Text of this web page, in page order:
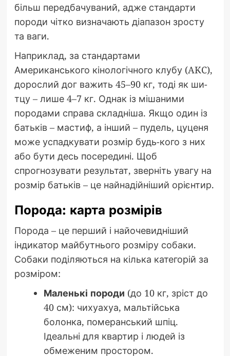
більш передбачуваний, адже стандарти
породи чітко визначають діапазон зросту
та ваги.
Наприклад, за стандартами
Американського кінологічного клубу (AKC),
дорослий дог важить 45–90 кг, тоді як ши-
тцу – лише 4–7 кг. Однак із мішаними
породами справа складніша. Якщо один із
батьків – мастиф, а інший – пудель, цуценя
може успадкувати розмір будь-кого з них
або бути десь посередині. Щоб
спрогнозувати результат, зверніть увагу на
розмір батьків – це найнадійніший орієнтир.
Порода: карта розмірів
Порода – це перший і найочевидніший
індикатор майбутнього розміру собаки.
Собаки поділяються на кілька категорій за
розміром:
Маленькі породи (до 10 кг, зріст до
40 см): чихуахуа, мальтійська
болонка, померанський шпіц.
Ідеальні для квартир і людей із
обмеженим простором.